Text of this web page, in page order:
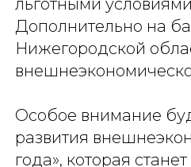
льготными
Дополнительно на
Нижегородской
Особое внимание
развития
года», которая